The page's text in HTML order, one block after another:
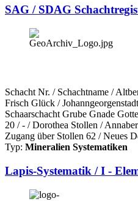
SAG / SDAG
Schacht Nr. / Schachtname /
Frisch Glück /
Schaarschacht Grube Gnade
20 / - / Dorothea Stollen /
Zugang über Stollen 62 / Neues
Typ: Mineralien Systematiken
Lapis-Systematik / I -